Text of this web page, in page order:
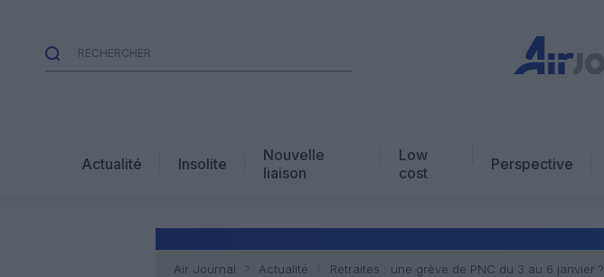
Actualité Insolite
Nouvelle
liaison
Low
cost
Perspective
Air Journal Actualité Retraites : une grève de PNC du 3 au 6 janvier ?